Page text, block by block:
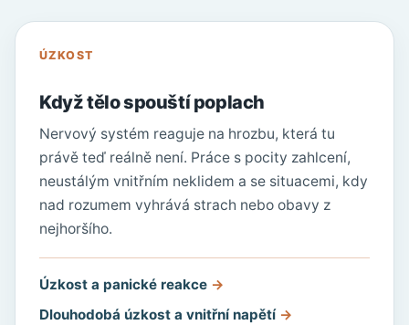
ÚZKOST
Když tělo spouští poplach
Nervový systém reaguje na hrozbu, která tu
právě teď reálně není. Práce s pocity zahlcení,
neustálým vnitřním neklidem a se situacemi, kdy
nad rozumem vyhrává strach nebo obavy z
nejhoršího.
Úzkost a panické reakce
Dlouhodobá úzkost a vnitřní napětí